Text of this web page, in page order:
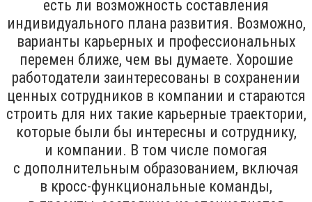
есть ли возможность составления
индивидуального плана развития. Возможно,
варианты карьерных и профессиональных
перемен ближе, чем вы думаете. Хорошие
работодатели заинтересованы в сохранении
ценных сотрудников в компании и стараются
строить для них такие карьерные траектории,
которые были бы интересны и сотруднику,
и компании. В том числе помогая
с дополнительным образованием, включая
в кросс-функциональные команды,